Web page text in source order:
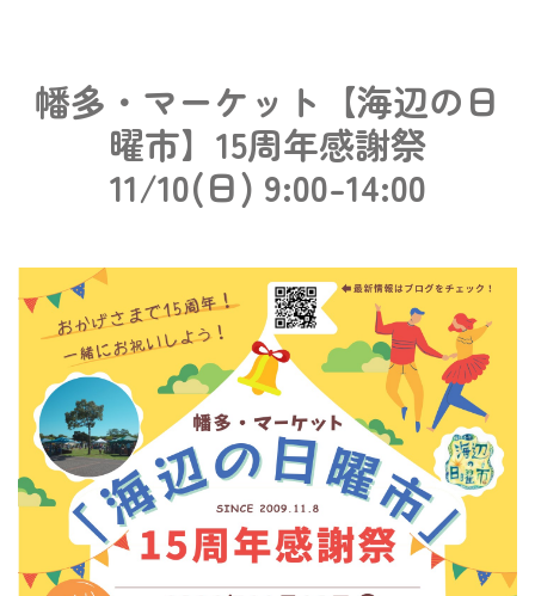
幡多・マーケット【海辺の日
曜市】15周年感謝祭
11/10(日) 9:00-14:00